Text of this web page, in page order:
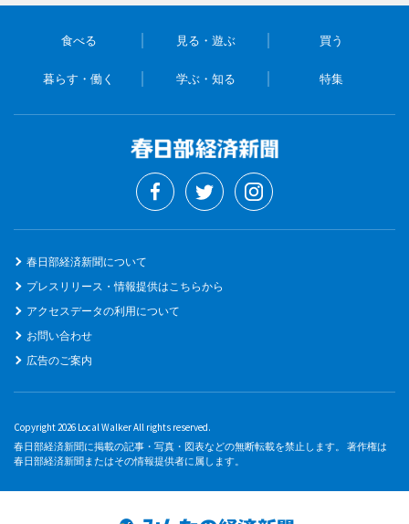
食べる 見る・遊ぶ 買う
暮らす・働く 学ぶ・知る 特集
春日部経済新聞について
プレスリリース・情報提供はこちらから
アクセスデータの利用について
お問い合わせ
広告のご案内
Copyright 2026 Local Walker All rights reserved.
春日部経済新聞に掲載の記事・写真・図表などの無断転載を禁止します。 著作権は
春日部経済新聞またはその情報提供者に属します。